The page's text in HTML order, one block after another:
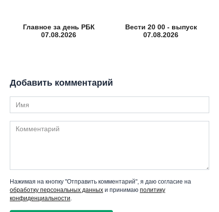
Главное за день РБК
07.08.2026
Вести 20 00 - выпуск
07.08.2026
Добавить комментарий
Имя
Комментарий
Нажимая на кнопку "Отправить комментарий", я даю согласие на
обработку персональных данных и принимаю политику
конфиденциальности.